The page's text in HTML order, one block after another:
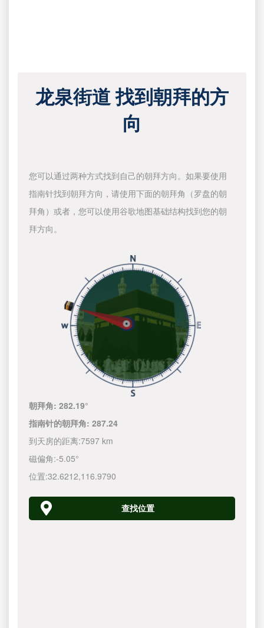
龙泉街道 找到朝拜的方
向
您可以通过两种方式找到自己的朝拜方向。如果要使用
指南针找到朝拜方向，请使用下面的朝拜角（罗盘的朝
拜角）或者，您可以使用谷歌地图基础结构找到您的朝
拜方向。
朝拜角:282.19°
指南针的朝拜角:287.24
到天房的距离:7597 km
磁偏角:-5.05°
位置:32.6212,116.9790
查找位置